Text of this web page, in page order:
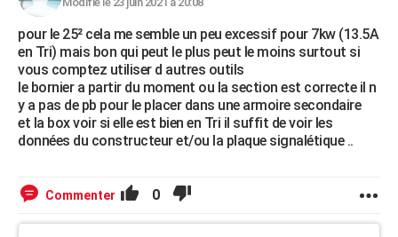
pour le 25² cela me semble un peu excessif pour 7kw (13.5A
en Tri) mais bon qui peut le plus peut le moins surtout si
vous comptez utiliser d autres outils
le bornier a partir du moment ou la section est correcte il n
y a pas de pb pour le placer dans une armoire secondaire
et la box voir si elle est bien en Tri il suffit de voir les
données du constructeur et/ou la plaque signalétique ..
Commenter 0